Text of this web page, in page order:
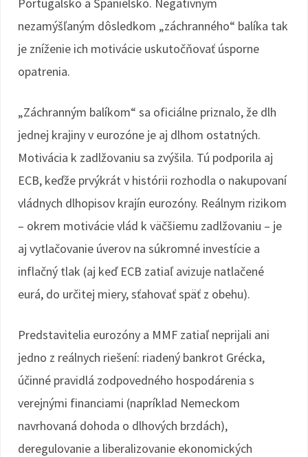
nezamýšľaným dôsledkom „záchranného“ balíka tak
je zníženie ich motivácie uskutočňovať úsporne
opatrenia.
„Záchranným balíkom“ sa oficiálne priznalo, že dlh
jednej krajiny v eurozóne je aj dlhom ostatných.
Motivácia k zadlžovaniu sa zvýšila. Tú podporila aj
ECB, keďže prvýkrát v histórii rozhodla o nakupovaní
vládnych dlhopisov krajín eurozóny. Reálnym rizikom
– okrem motivácie vlád k väčšiemu zadlžovaniu – je
aj vytlačovanie úverov na súkromné investície a
inflačný tlak (aj keď ECB zatiaľ avizuje natlačené
eurá, do určitej miery, sťahovať späť z obehu).
Predstavitelia eurozóny a MMF zatiaľ neprijali ani
jedno z reálnych riešení: riadený bankrot Grécka,
účinné pravidlá zodpovedného hospodárenia s
verejnými financiami (napríklad Nemeckom
navrhovaná dohoda o dlhových brzdách),
deregulovanie a liberalizovanie ekonomických